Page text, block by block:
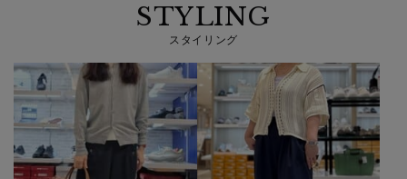
STYLING
スタイリング